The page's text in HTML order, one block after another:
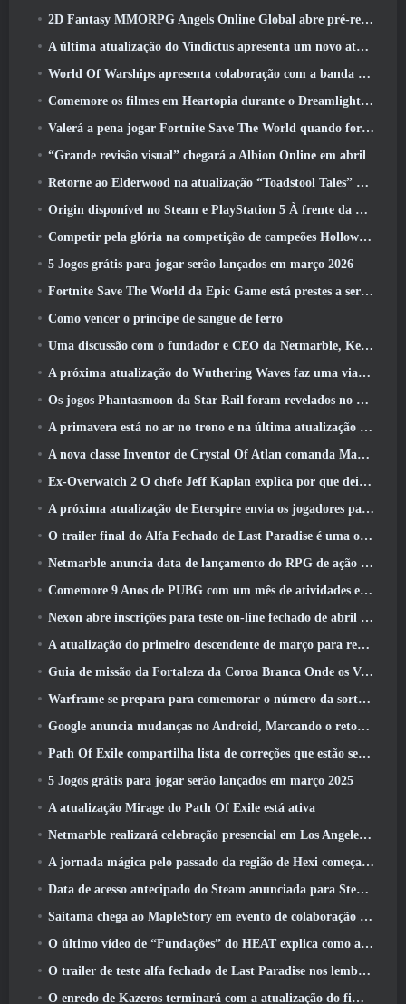
2D Fantasy MMORPG Angels Online Global abre pré-registro
A última atualização do Vindictus apresenta um novo ataque onde os jogadores enfrentarão o Guardião de Caliburn
World Of Warships apresenta colaboração com a banda sueca de heavy metal Sabaton
Comemore os filmes em Heartopia durante o Dreamlight Cinematics Festival
Valerá a pena jogar Fortnite Save The World quando for grátis?
“Grande revisão visual” chegará a Albion Online em abril
Retorne ao Elderwood na atualização “Toadstool Tales” de Palia
Origin disponível no Steam e PlayStation 5 À frente da marcha 23 Lançar
Competir pela glória na competição de campeões Hollow de New Eridu na próxima atualização do Zenless Zone Zero
5 Jogos grátis para jogar serão lançados em março 2026
Fortnite Save The World da Epic Game está prestes a ser gratuito para jogar
Como vencer o príncipe de sangue de ferro
Uma discussão com o fundador e CEO da Netmarble, Ken Kim, sobre a MONGIL: Mergulho nas Estrelas
A próxima atualização do Wuthering Waves faz uma viagem ao “lado negro”
Os jogos Phantasmoon da Star Rail foram revelados no 4.1 Programa Especial
A primavera está no ar no trono e na última atualização do Liberty
A nova classe Inventor de Crystal Of Atlan comanda Magitech Mechs em batalha
Ex-Overwatch 2 O chefe Jeff Kaplan explica por que deixou a Blizzard
A próxima atualização de Eterspire envia os jogadores para as minas anãs
O trailer final do Alfa Fechado de Last Paradise é uma obra de arte pequena, mas aterrorizante
Netmarble anuncia data de lançamento do RPG de ação para domar monstros Mongil: Mergulho nas Estrelas
Comemore 9 Anos de PUBG com um mês de atividades especiais
Nexon abre inscrições para teste on-line fechado de abril do MapleStory Classic World
A atualização do primeiro descendente de março para reequilibrar Sharen e também introduzir novo conteúdo
Guia de missão da Fortaleza da Coroa Branca Onde os Ventos Encontram
Warframe se prepara para comemorar o número da sorte 13 Com eventos de aniversário
Google anuncia mudanças no Android, Marcando o retorno do Fortnite à Play Store
Path Of Exile compartilha lista de correções que estão sendo trabalhadas após o lançamento do Mirage
5 Jogos grátis para jogar serão lançados em março 2025
A atualização Mirage do Path Of Exile está ativa
Netmarble realizará celebração presencial em Los Angeles. Antes dos Sete Pecados Capitais: Lançamento de origem
A jornada mágica pelo passado da região de Hexi começa onde os ventos se encontram hoje
Data de acesso antecipado do Steam anunciada para Steampunk ARPG Crystalfall
Saitama chega ao MapleStory em evento de colaboração One-Punch Man
O último vídeo de “Fundações” do HEAT explica como agentes e tanques trabalham juntos
O trailer de teste alfa fechado de Last Paradise nos lembra como é realmente sobreviver ao apocalipse zumbi
O enredo de Kazeros terminará com a atualização do fim do abismo de Lost Ark